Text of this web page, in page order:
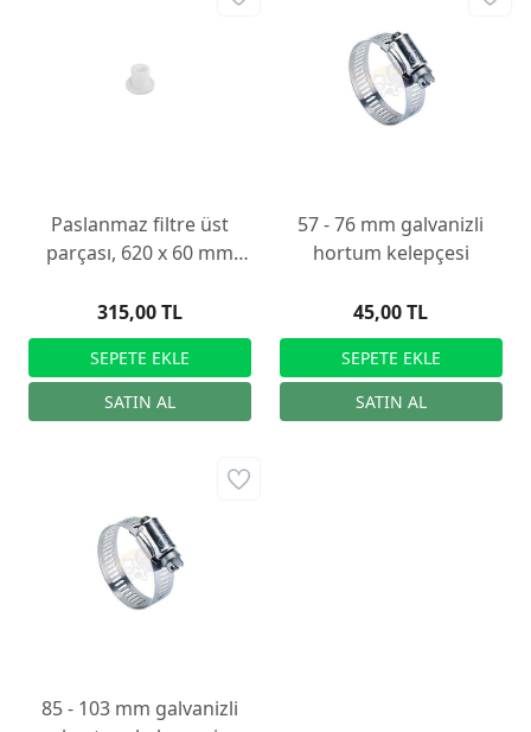
Paslanmaz filtre üst
parçası, 620 x 60 mm
filtresi için
315,00 TL
57 - 76 mm galvanizli
hortum kelepçesi
45,00 TL
85 - 103 mm galvanizli